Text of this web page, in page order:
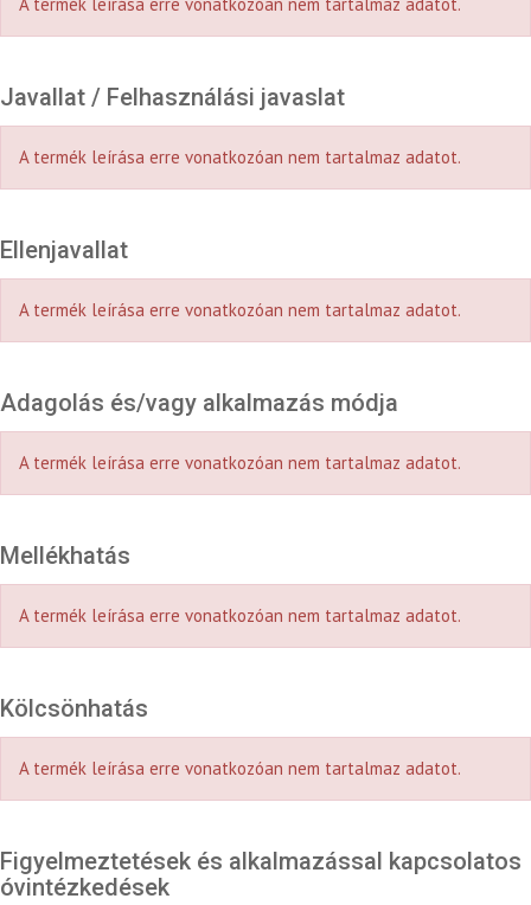
Javallat / Felhasználási javaslat
A termék leírása erre vonatkozóan nem tartalmaz adatot.
Ellenjavallat
A termék leírása erre vonatkozóan nem tartalmaz adatot.
Adagolás és/vagy alkalmazás módja
A termék leírása erre vonatkozóan nem tartalmaz adatot.
Mellékhatás
A termék leírása erre vonatkozóan nem tartalmaz adatot.
Kölcsönhatás
A termék leírása erre vonatkozóan nem tartalmaz adatot.
Figyelmeztetések és alkalmazással kapcsolatos
óvintézkedések